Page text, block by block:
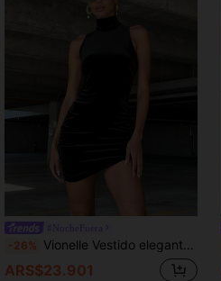
-26% Vionelle Vestido elegante de fiesta para mujer de talla grande, de unicolor, con cuello alto y cintura fruncida
ARS$23.901